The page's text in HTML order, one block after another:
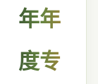
年年
度专